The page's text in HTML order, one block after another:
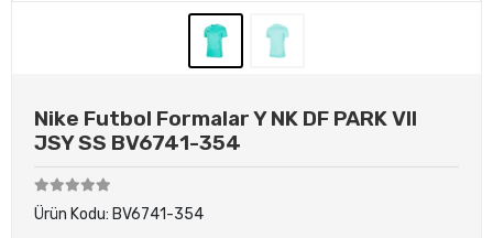
Nike Futbol Formalar Y NK DF PARK VII
JSY SS BV6741-354
Ürün Kodu: BV6741-354